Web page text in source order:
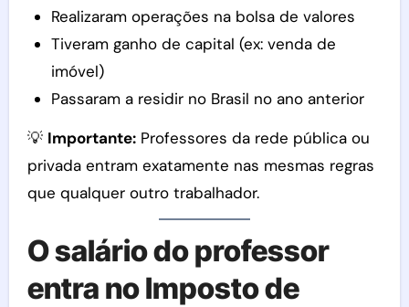
Realizaram operações na bolsa de valores
Tiveram ganho de capital (ex: venda de
imóvel)
Passaram a residir no Brasil no ano anterior
💡 Importante:Professores da rede pública ou
privada entram exatamente nas mesmas regras
que qualquer outro trabalhador.
O salário do professor
entra no Imposto de